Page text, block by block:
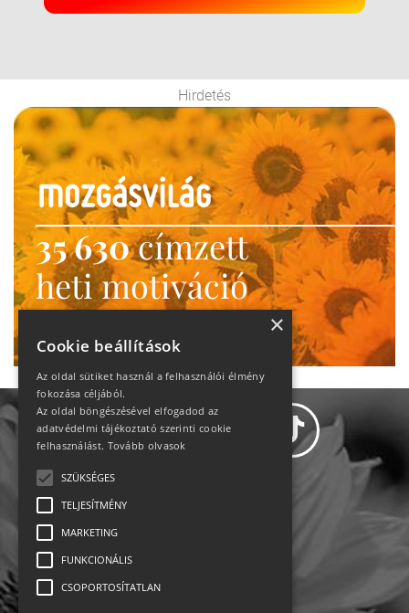
Hirdetés
35 630címzett
heti motiváció
Ne maradj le!
Impresszum-kapcsolat
×
Cookie beállítások
Az oldal sütiket használ a felhasználói élmény
fokozása céljából.
Az oldal böngészésével elfogadod az
adatvédelmi tájékoztató szerinti cookie
felhasználást. Tovább olvasok
SZÜKSÉGES
TELJESÍTMÉNY
MARKETING
FUNKCIONÁLIS
CSOPORTOSÍTATLAN